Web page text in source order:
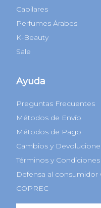
Capilares
Perfumes Árabes
K-Beauty
Sale
Ayuda
Preguntas Frecuentes
Métodos de Envío
Métodos de Pago
Cambios y
Términos y Condiciones
Defensa al consumidor
COPREC